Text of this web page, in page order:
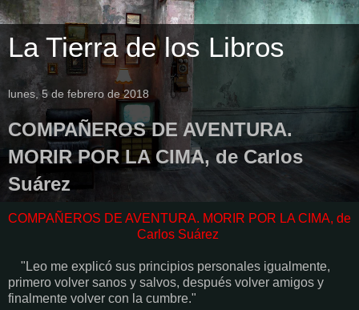
La Tierra de los Libros
lunes, 5 de febrero de 2018
COMPAÑEROS DE AVENTURA.
MORIR POR LA CIMA, de Carlos
Suárez
COMPAÑEROS DE AVENTURA. MORIR POR LA CIMA, de
Carlos Suárez
"Leo me explicó sus principios personales igualmente,
primero volver sanos y salvos, después volver amigos y
finalmente volver con la cumbre."